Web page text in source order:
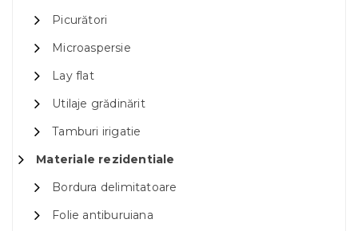
Picurători
Microaspersie
Lay flat
Utilaje grădinărit
Tamburi irigatie
Materiale rezidentiale
Bordura delimitatoare
Folie antiburuiana